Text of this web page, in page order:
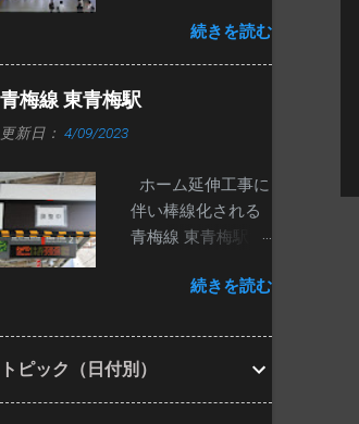
した。 改札口が移
動し、東西自由通
路ができたのが
2020年7月19日な
去になりました。
いずれ撤去される
とは思っていまし
きしたと思いま
く、左側数桁分が
マルチカラーで表
続きを読む
青梅線 東青梅駅
更新日： 4/09/2023
ホーム延伸工事に
伴い棒線化される
青梅線 東青梅駅で
ホームに新しい発
した。 16ドット3
段の発車標で、上2
続きを読む
トピック（日付別）